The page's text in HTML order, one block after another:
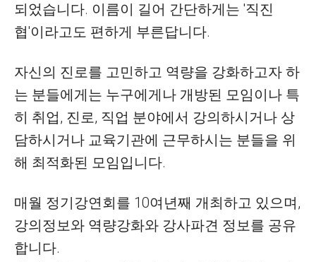
되었습니다. 이름이 길어 간단하게는 '직진
협'이라고도 편하게 부른답니다.
자신의 진로를 고민하고 역량을 강화하고자 하
는 분들에게는 누구에게나 개방된 모임이나 특
히 취업, 진로, 직업 분야에서 강의하시거나 상
담하시거나 교육기관에 근무하시는 분들을 위
해 최적화된 모임입니다.
매월 정기강연회를 10여년째 개최하고 있으며,
강의정보와 역량강화와 강사파견 정보를 공유
합니다.